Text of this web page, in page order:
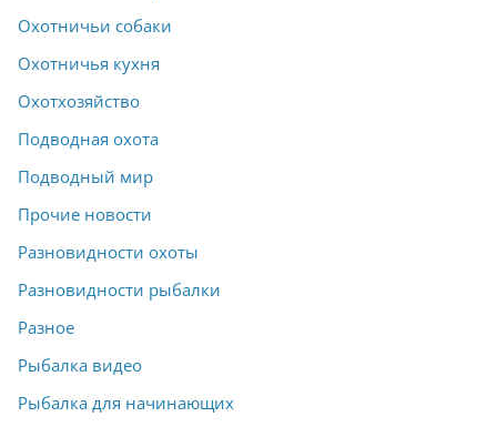
Охотничьи собаки
Охотничья кухня
Охотхозяйство
Подводная охота
Подводный мир
Прочие новости
Разновидности охоты
Разновидности рыбалки
Разное
Рыбалка видео
Рыбалка для начинающих